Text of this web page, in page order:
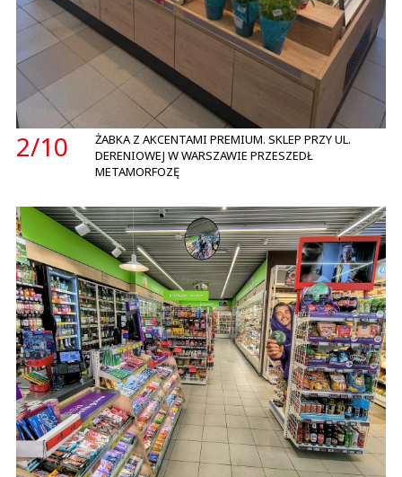
2/10
ŻABKA Z AKCENTAMI PREMIUM. SKLEP PRZY UL.
DERENIOWEJ W WARSZAWIE PRZESZEDŁ
METAMORFOZĘ